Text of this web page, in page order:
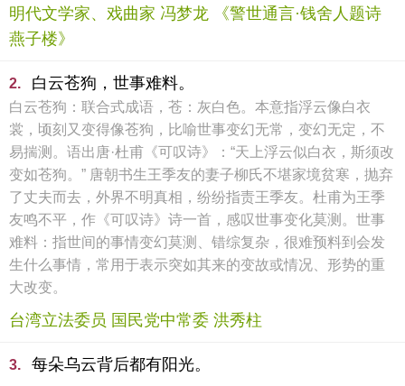
明代文学家、戏曲家 冯梦龙 《警世通言·钱舍人题诗
燕子楼》
2. 白云苍狗，世事难料。
白云苍狗：联合式成语，苍：灰白色。本意指浮云像白衣
裳，顷刻又变得像苍狗，比喻世事变幻无常，变幻无定，不
易揣测。语出唐·杜甫《可叹诗》：“天上浮云似白衣，斯须改
变如苍狗。” 唐朝书生王季友的妻子柳氏不堪家境贫寒，抛弃
了丈夫而去，外界不明真相，纷纷指责王季友。杜甫为王季
友鸣不平，作《可叹诗》诗一首，感叹世事变化莫测。世事
难料：指世间的事情变幻莫测、错综复杂，很难预料到会发
生什么事情，常用于表示突如其来的变故或情况、形势的重
大改变。
台湾立法委员 国民党中常委 洪秀柱
3.
每朵乌云背后都有阳光。